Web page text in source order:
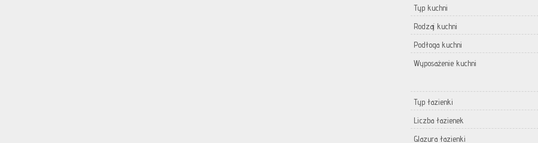
Typ kuchni
Rodzaj kuchni
Podłoga kuchni
Wyposażenie kuchni
Typ łazienki
Liczba łazienek
Glazura łazienki